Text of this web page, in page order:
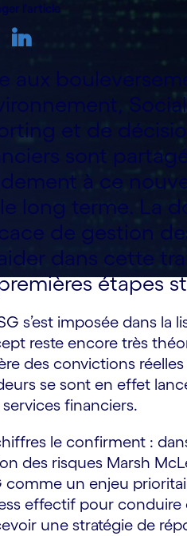
l'article
aux
et de
sont
à ce
long terme. La
de gestion
dans cette
étapes
s’est imposée dans
reste encore très
des convictions
se sont en effet
services financiers.
le confirment :
des risques Marsh
comme un enjeu
effectif pour conduire
une stratégie de